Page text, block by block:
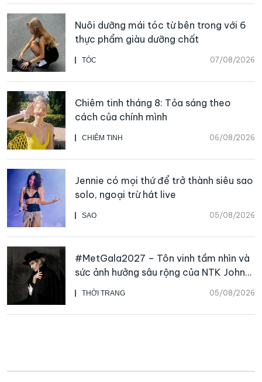
TÓC 07/08/2026
Nuôi dưỡng mái tóc từ bên trong với 6
thực phẩm giàu dưỡng chất
CHIÊM TINH 06/08/2026
Chiêm tinh tháng 8: Tỏa sáng theo
cách của chính mình
SAO 05/08/2026
Jennie có mọi thứ để trở thành siêu sao
solo, ngoại trừ hát live
THỜI TRANG 05/08/2026
#MetGala2027 – Tôn vinh tầm nhìn và
sức ảnh hưởng sâu rộng của NTK John
Galliano